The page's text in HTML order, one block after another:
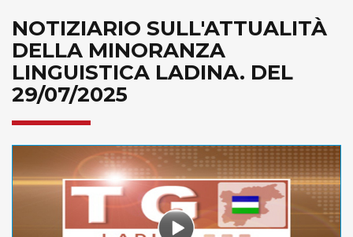
NOTIZIARIO SULL'ATTUALITÀ
DELLA MINORANZA
LINGUISTICA LADINA. DEL
29/07/2025